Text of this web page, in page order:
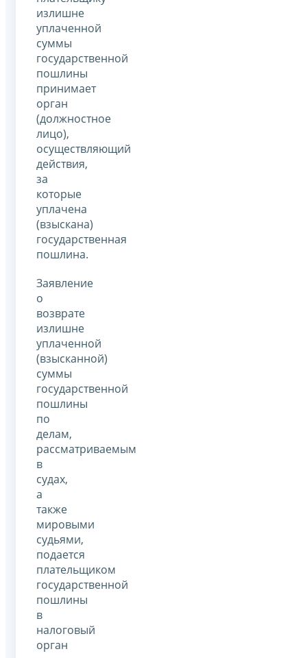
излишне
уплаченной
суммы
государственной
пошлины
принимает
орган
(должностное
лицо),
осуществляющий
действия,
за
которые
уплачена
(взыскана)
государственная
пошлина.
Заявление
о
возврате
излишне
уплаченной
(взысканной)
суммы
государственной
пошлины
по
делам,
рассматриваемым
в
судах,
а
также
мировыми
судьями,
подается
плательщиком
государственной
пошлины
в
налоговый
орган